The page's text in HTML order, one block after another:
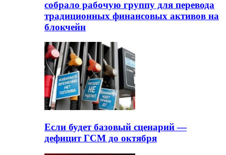
собрало рабочую группу для перевода
традиционных финансовых активов на
блокчейн
Если будет базовый сценарий —
дефицит ГСМ до октября